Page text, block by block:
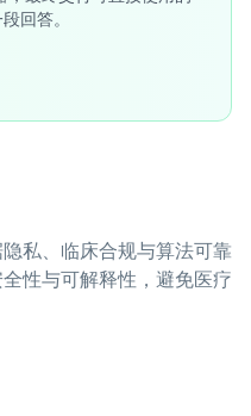
回答。
私、临床合规与算法可靠
性与可解释性，避免医疗